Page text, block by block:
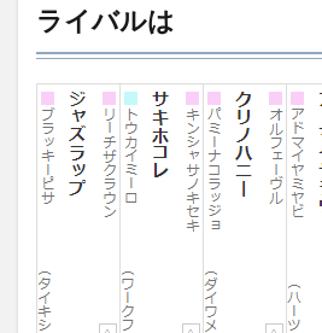
ライバルは